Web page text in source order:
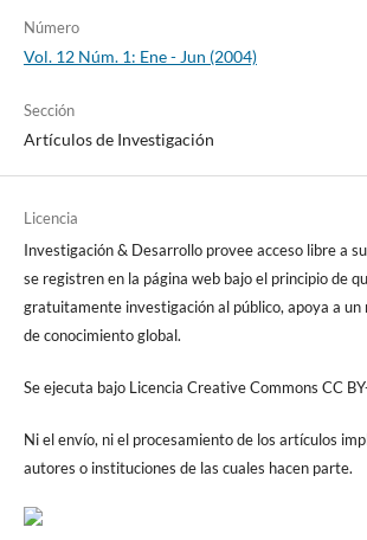
Número
Vol. 12 Núm. 1: Ene - Jun (2004)
Sección
Artículos de Investigación
Licencia
Investigación & Desarrollo provee acceso libre a
se registren en la página web bajo el principio de
gratuitamente investigación al público, apoya a
de conocimiento global.
Se ejecuta bajo Licencia Creative Commons CC
Ni el envío, ni el procesamiento de los artículos
autores o instituciones de las cuales hacen parte.